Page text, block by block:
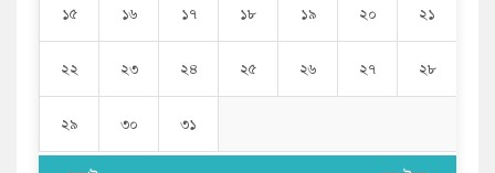
১৫ ১৬ ১৭ ১৮ ১৯ ২০ ২১
২২ ২৩ ২৪ ২৫ ২৬ ২৭ ২৮
২৯ ৩০ ৩১